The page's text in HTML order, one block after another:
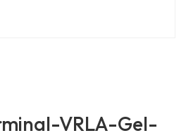
VRLA-Gel-